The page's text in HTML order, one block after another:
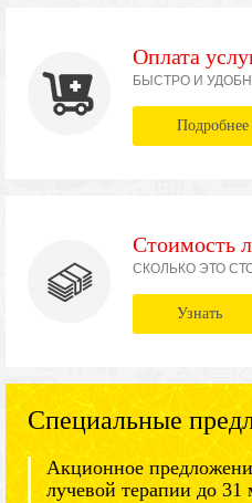
Оплата
БЫСТРО И
Подробнее
Стоимость
СКОЛЬКО ЭТО
Узнать
Специальные
Акционное
лучевой терапии до 31